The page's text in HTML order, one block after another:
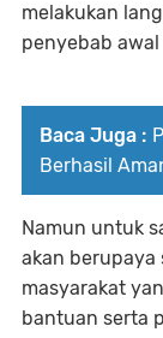
melakukan
penyebab
Baca Juga :
Berhasil
Namun untuk
akan berupaya
masyarakat
bantuan serta